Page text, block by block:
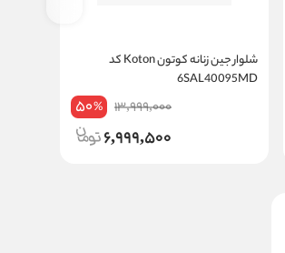
شلوار جین زنانه کوتون Koton کد
6SAL40095MD
13,999,000
50%
6,999,500